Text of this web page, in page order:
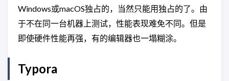
Windows或macOS独占的，当然只能用独占的了。由
于不在同一台机器上测试，性能表现难免不同。但是
即使硬件性能再强，有的编辑器也一塌糊涂。
Typora